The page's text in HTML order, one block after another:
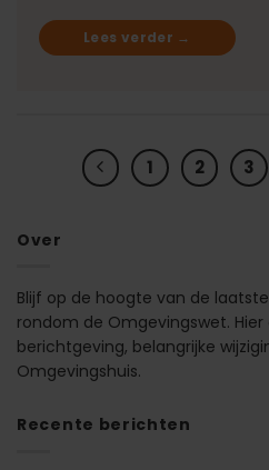
Lees verder →
1 2 3
Over
Blijf op de hoogte van de
rondom de Omgevingswet.
berichtgeving, belangrijke
Omgevingshuis.
Recente berichten